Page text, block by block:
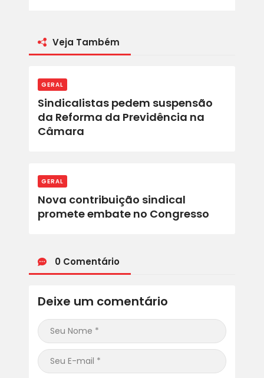
Veja Também
GERAL
Sindicalistas pedem suspensão
da Reforma da Previdência na
Câmara
GERAL
Nova contribuição sindical
promete embate no Congresso
0 Comentário
Deixe um comentário